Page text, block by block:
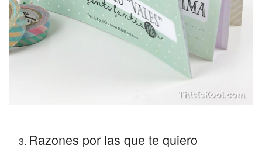
Razones por las que te quiero